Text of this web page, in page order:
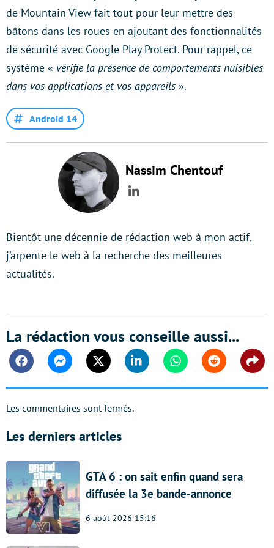
de Mountain View fait tout pour leur mettre des
bâtons dans les roues en ajoutant des fonctionnalités
de sécurité avec Google Play Protect. Pour rappel, ce
système « vérifie la présence de comportements nuisibles
dans vos applications et vos appareils ».
Android 14
Nassim Chentouf
LinkedIn
Bientôt une décennie de rédaction web à mon actif,
j’arpente le web à la recherche des meilleures
actualités.
La rédaction vous conseille aussi...
FacebookMessengerTwitter Linkedin WhatsappReddit
Les commentaires sont fermés.
Les derniers articles
GTA 6 : on sait enfin quand sera
diffusée la 3e bande-annonce
6 août 2026 15:16